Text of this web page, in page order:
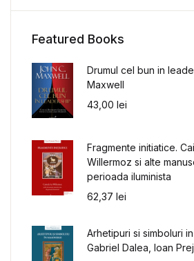
Featured Books
Drumul cel bun in
Maxwell
43,00 lei
Fragmente initiatice.
Willermoz si alte
perioada iluminista
62,37 lei
Arhetipuri si simboluri
Gabriel Dalea, Ioan